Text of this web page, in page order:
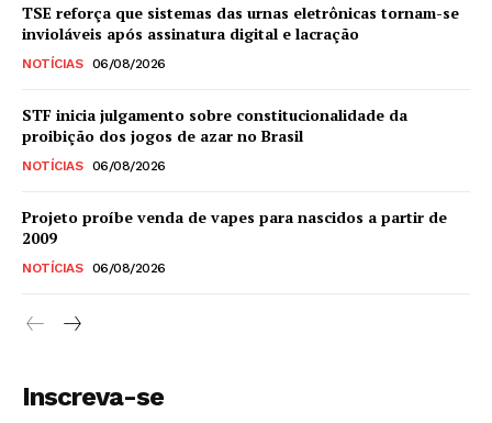
TSE reforça que sistemas das urnas eletrônicas tornam-se
invioláveis após assinatura digital e lacração
NOTÍCIAS 06/08/2026
STF inicia julgamento sobre constitucionalidade da
proibição dos jogos de azar no Brasil
NOTÍCIAS 06/08/2026
Projeto proíbe venda de vapes para nascidos a partir de
2009
NOTÍCIAS 06/08/2026
Inscreva-se